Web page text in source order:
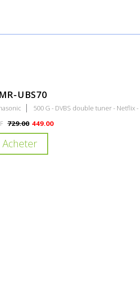
UBS70
500 G - DVBS double tuner - Netflix -
729.00 449.00
Acheter